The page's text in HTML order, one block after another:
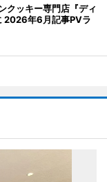
クッキー専門店『ディ
2026年6月記事PVラ